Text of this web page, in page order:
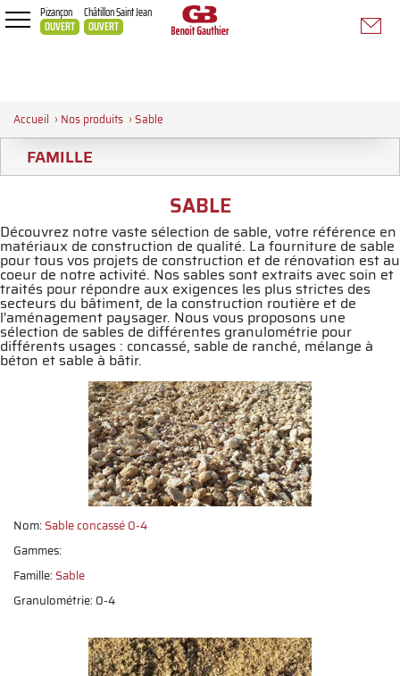
Pizançon
OUVERT
Châtillon Saint Jean
OUVERT
Accueil › Nos produits › Sable
FAMILLE
SABLE
Découvrez notre vaste sélection de sable, votre référence en
matériaux de construction de qualité. La fourniture de sable
pour tous vos projets de construction et de rénovation est au
coeur de notre activité. Nos sables sont extraits avec soin et
traités pour répondre aux exigences les plus strictes des
secteurs du bâtiment, de la construction routière et de
l'aménagement paysager. Nous vous proposons une
sélection de sables de différentes granulométrie pour
différents usages : concassé, sable de ranché, mélange à
béton et sable à bâtir.
Nom: Sable concassé 0-4
Gammes:
Famille: Sable
Granulométrie: 0-4